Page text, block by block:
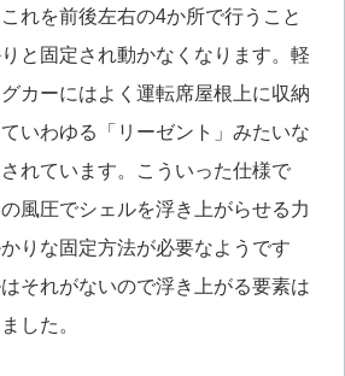
れを前後左右の4か所で行うこと
と固定され動かなくなります。軽
カーにはよく運転席屋根上に収納
いわゆる「リーゼント」みたいな
れています。こういった仕様で
風圧でシェルを浮き上がらせる力
りな固定方法が必要なようです
それがないので浮き上がる要素は
した。